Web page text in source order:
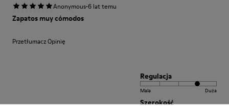
Anonymous·6 lat temu
Zapatos muy cómodos
Przetłumacz Opinię
Regulacja
Mala Duża
Szerokość